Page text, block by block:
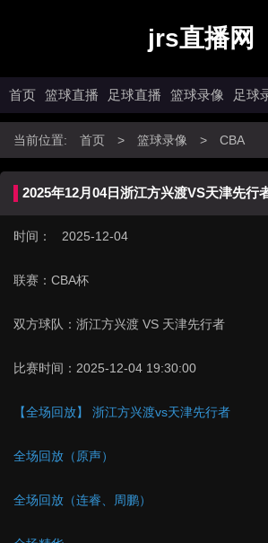
jrs直播网
首页 篮球直播 足球直播 篮球录像 足球
当前位置: 首页 > 篮球录像 > CBA
2025年12月04日浙江方兴渡VS天津先行
时间： 2025-12-04
联赛： CBA杯
双方球队： 浙江方兴渡 VS 天津先行者
比赛时间： 2025-12-04 19:30:00
【全场回放】 浙江方兴渡vs天津先行者
全场回放（原声）
全场回放（连睿、周鹏）